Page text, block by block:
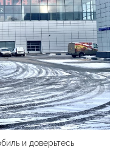
и доверьтесь